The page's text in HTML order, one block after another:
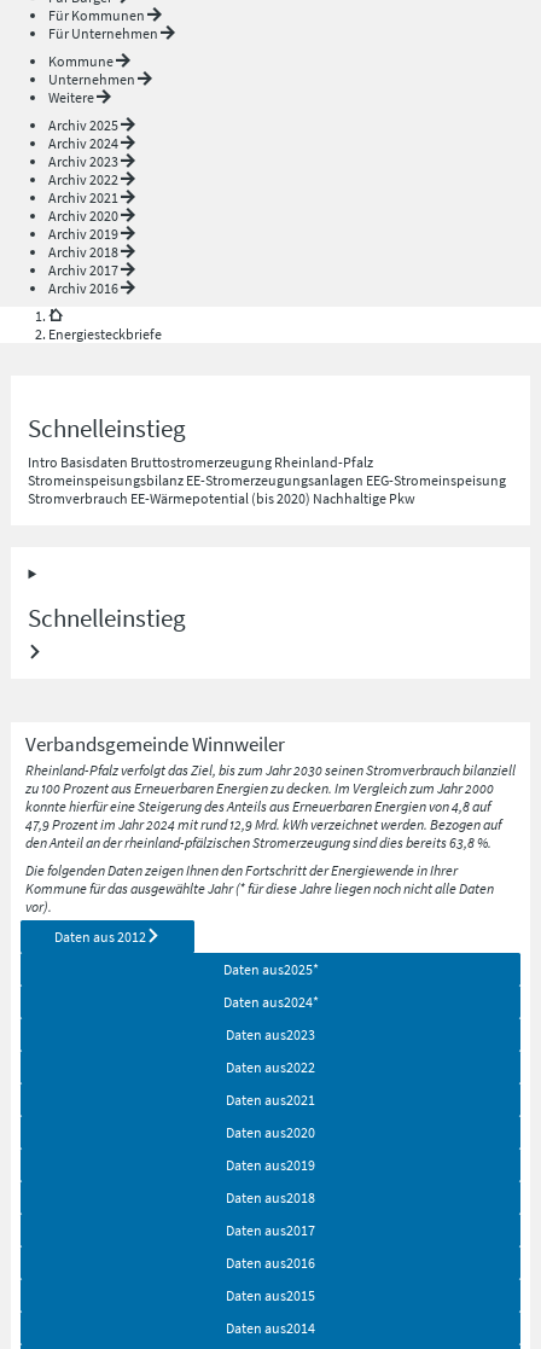
Für Kommunen
Für Unternehmen
Kommune
Unternehmen
Weitere
Archiv 2025
Archiv 2024
Archiv 2023
Archiv 2022
Archiv 2021
Archiv 2020
Archiv 2019
Archiv 2018
Archiv 2017
Archiv 2016
Energiesteckbriefe
Schnelleinstieg
Intro Basisdaten Bruttostromerzeugung Rheinland-Pfalz
Stromeinspeisungsbilanz EE-Stromerzeugungsanlagen EEG-Stromeinspeisung
Stromverbrauch EE-Wärmepotential (bis 2020) Nachhaltige Pkw
Schnelleinstieg
VerbandsgemeindeWinnweiler
Rheinland-Pfalz verfolgt das Ziel, bis zum Jahr 2030 seinen Stromverbrauch bilanziell
zu 100 Prozent aus Erneuerbaren Energien zu decken. Im Vergleich zum Jahr 2000
konnte hierfür eine Steigerung des Anteils aus Erneuerbaren Energien von 4,8 auf
47,9 Prozent im Jahr 2024 mit rund 12,9 Mrd. kWh verzeichnet werden. Bezogen auf
den Anteil an der rheinland-pfälzischen Stromerzeugung sind dies bereits 63,8 %.
Die folgenden Daten zeigen Ihnen den Fortschritt der Energiewende in Ihrer
Kommune für das ausgewählte Jahr (* für diese Jahre liegen noch nicht alle Daten
vor).
Daten aus2012
Daten aus2025*
Daten aus2024*
Daten aus2023
Daten aus2022
Daten aus2021
Daten aus2020
Daten aus2019
Daten aus2018
Daten aus2017
Daten aus2016
Daten aus2015
Daten aus2014